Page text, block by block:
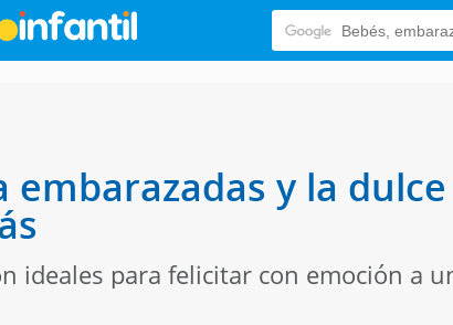
embarazadas y la
ideales para felicitar con emoción a